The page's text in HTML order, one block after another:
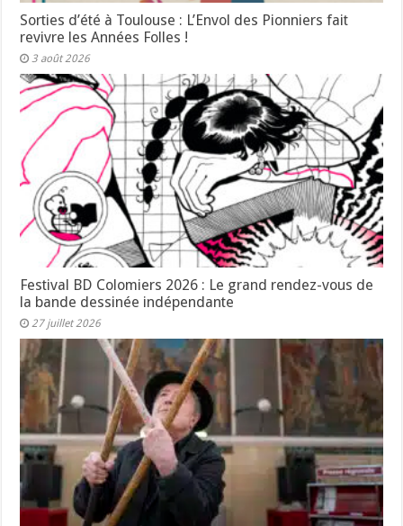
Sorties d’été à Toulouse : L’Envol des Pionniers fait
revivre les Années Folles !
3 août 2026
Festival BD Colomiers 2026 : Le grand rendez-vous de
la bande dessinée indépendante
27 juillet 2026